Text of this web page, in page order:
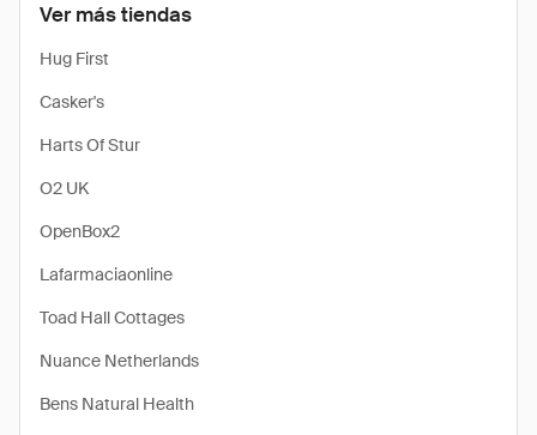
Ver más tiendas
Hug First
Casker's
Harts Of Stur
O2 UK
OpenBox2
Lafarmaciaonline
Toad Hall Cottages
Nuance Netherlands
Bens Natural Health